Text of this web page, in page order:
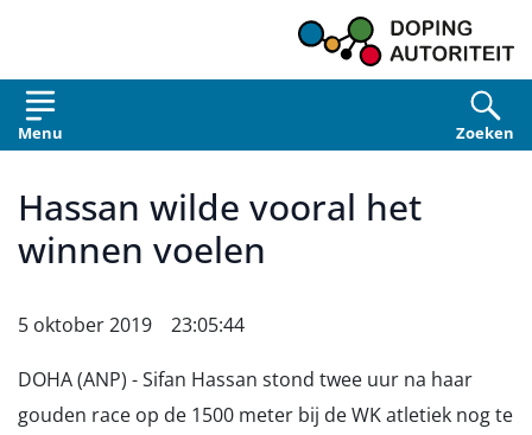
Menu Zoeken
Hassan wilde vooral het
winnen voelen
5 oktober 2019 23:05:44
DOHA (ANP) - Sifan Hassan stond twee uur na haar
gouden race op de 1500 meter bij de WK atletiek nog te